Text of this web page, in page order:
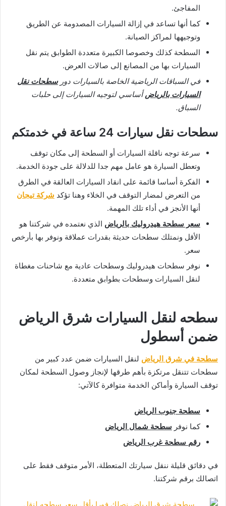
المفاجئ.
كما أنها تساعد في إزالة السيارات المصدومة عن الطريق
وتوجيهها لمراكز الصيانة.
السطحة كذلك وخصوصا الكبيرة متعددة الطوابق يتم نقل
السيارات بها من المصانع إلى صالات العرض.
في السباقات الرياضية الخاصة بالسيارات دورسطحات نقل
السيارات بالرياضأساسي لتوجيه السيارات إلى حلبات
السباق.
سطحات نقل سيارات 24 ساعة في خدمتكم
سرعة توجه ناقلة السيارات أو السطحة إلى مكان توقف
وتعطل السيارة هو عامل مهم جدا للدلالة على جودة الخدمة.
الفكرة أساسا قائمة على انقاد السيارات العالقة في الطرق
من التعرض لمضار التوقف في الخلاء وهنا تؤكد شركة تيجان
أنها الأنجز في أداء تلك المهمة.
سعر سطحة هيدروليك بالرياض الذي نعتمده في شركتنا هو
الأقل ونمتلك سطحات حديثة بقدرات عملاقة ونوفر بها بأرخص
سعر.
نوفر سطحات هيدروليك وسطحات عادية مع شاحنات مغطاة
لنقل السيارات وسطحات بطوابق متعددة.
سطحه لنقل السيارات شرق الرياض
ضمن أسطول
سطحة في شرق الرياض لنقل السيارات ضمن عدد كبير من
سطحات تتنقل مرتكزة بأهم طرقها لإنجاز وصول السطحة لمكان
توقف السيارة وأماكن الخدمة متوافرة كالآتي:
سطحة جنوب الرياض
كما نوفر سطحة شمال الرياض
رقم سطحة غرب الرياض
في دقائق قليلة ننقل سيارتك المتعطلة، الأمر متوقف فقط على
اتصالك برقم شركتنا.